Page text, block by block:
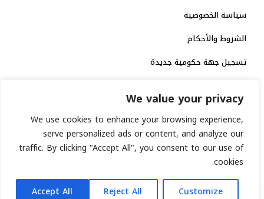
We value your privacy
We use cookies to enhance your browsing experience,
serve personalized ads or content, and analyze our
traffic. By clicking "Accept All", you consent to our use of
cookies.
Customize
Reject All
Accept All
سياسة الخصوصية
الشروط والأحكام
تسجيل جهة حكومية جديدة
منصة إخبارية مرخصة
رقم الترخيص الاتحادي : 8793134
جميع حقوق التوثيق الرقمي محفوظة لمنصة السابعة © 2026. AR
انشر خبرك